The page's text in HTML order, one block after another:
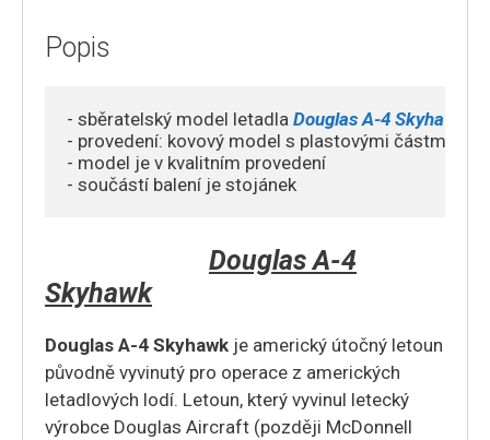
Sea,
množství
Popis
- sběratelský model letadla Douglas A-4 Skyhawk
- provedení: kovový model s plastovými částmi
- model je v kvalitním provedení
Douglas A-4
Skyhawk
Douglas A-4 Skyhawk je americký útočný letoun
původně vyvinutý pro operace z amerických
letadlových lodí. Letoun, který vyvinul letecký
výrobce Douglas Aircraft (později McDonnell